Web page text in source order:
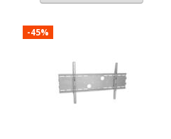
-45%